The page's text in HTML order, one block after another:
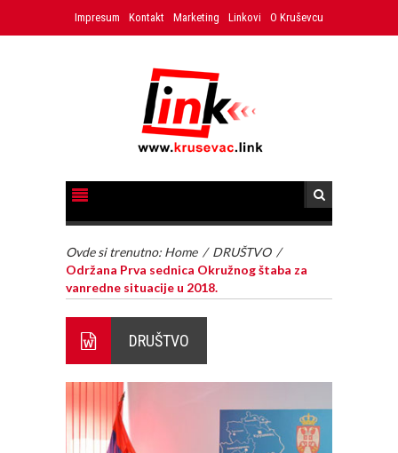
Impresum Kontakt Marketing Linkovi O Kruševcu
Ovde si trenutno: Home / DRUŠTVO /
Održana Prva sednica Okružnog štaba za
vanredne situacije u 2018.
DRUŠTVO